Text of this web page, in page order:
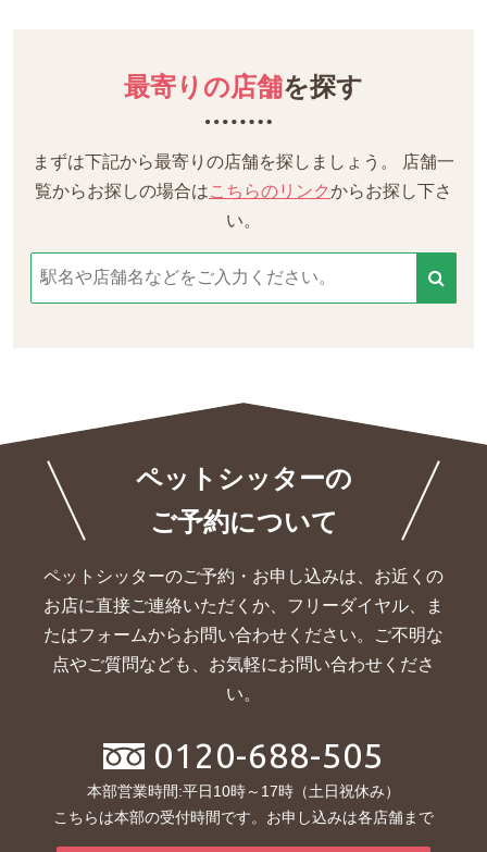
最寄りの店舗を探す
まずは下記から最寄りの店舗を探しましょう。
店舗一
覧からお探しの場合はこちらのリンクからお探し下さ
い。
ペットシッターの
ご予約について
ペットシッターのご予約・お申し込みは、お近くの
お店に直接ご連絡いただくか、 フリーダイヤル、ま
たはフォームからお問い合わせください。ご不明な
点やご質問なども、お気軽にお問い合わせくださ
い。
0120-688-505
本部営業時間:平日10時～17時（土日祝休み）
こちらは本部の受付時間です。お申し込みは各店舗まで